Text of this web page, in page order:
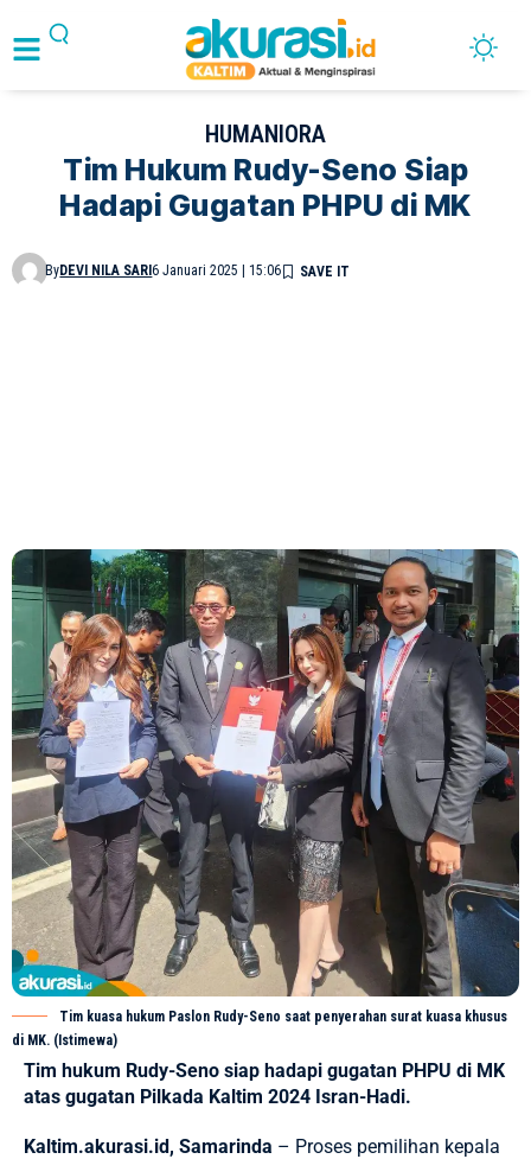
HUMANIORA
Tim Hukum Rudy-Seno Siap
Hadapi Gugatan PHPU di MK
ByDEVI NILA SARI6 Januari 2025 | 15:06
Tim kuasa hukum Paslon Rudy-Seno saat penyerahan surat kuasa khusus
di MK. (Istimewa)
Tim hukum Rudy-Seno siap hadapi gugatan PHPU di MK
atas gugatan Pilkada Kaltim 2024 Isran-Hadi.
Kaltim.akurasi.id, Samarinda – Proses pemilihan kepala